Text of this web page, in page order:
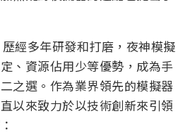
經多年研發和打磨，夜神模擬
、資源佔用少等優勢，成為手
之選。作為業界領先的模擬器
以來致力於以技術創新來引領